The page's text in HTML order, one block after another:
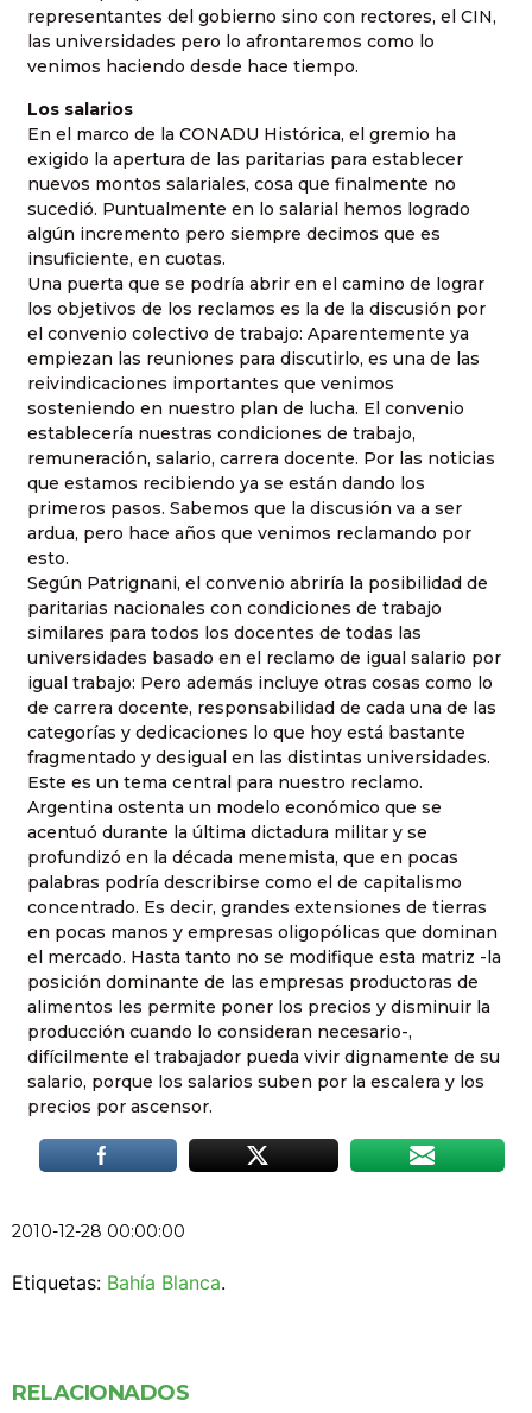
representantes del gobierno sino con rectores, el CIN,
las universidades pero lo afrontaremos como lo
venimos haciendo desde hace tiempo.
Los salarios
En el marco de la CONADU Histórica, el gremio ha
exigido la apertura de las paritarias para establecer
nuevos montos salariales, cosa que finalmente no
sucedió. Puntualmente en lo salarial hemos logrado
algún incremento pero siempre decimos que es
insuficiente, en cuotas.
Una puerta que se podría abrir en el camino de lograr
los objetivos de los reclamos es la de la discusión por
el convenio colectivo de trabajo: Aparentemente ya
empiezan las reuniones para discutirlo, es una de las
reivindicaciones importantes que venimos
sosteniendo en nuestro plan de lucha. El convenio
establecería nuestras condiciones de trabajo,
remuneración, salario, carrera docente. Por las noticias
que estamos recibiendo ya se están dando los
primeros pasos. Sabemos que la discusión va a ser
ardua, pero hace años que venimos reclamando por
esto.
Según Patrignani, el convenio abriría la posibilidad de
paritarias nacionales con condiciones de trabajo
similares para todos los docentes de todas las
universidades basado en el reclamo de igual salario por
igual trabajo: Pero además incluye otras cosas como lo
de carrera docente, responsabilidad de cada una de las
categorías y dedicaciones lo que hoy está bastante
fragmentado y desigual en las distintas universidades.
Este es un tema central para nuestro reclamo.
Argentina ostenta un modelo económico que se
acentuó durante la última dictadura militar y se
profundizó en la década menemista, que en pocas
palabras podría describirse como el de capitalismo
concentrado. Es decir, grandes extensiones de tierras
en pocas manos y empresas oligopólicas que dominan
el mercado. Hasta tanto no se modifique esta matriz -la
posición dominante de las empresas productoras de
alimentos les permite poner los precios y disminuir la
producción cuando lo consideran necesario-,
difícilmente el trabajador pueda vivir dignamente de su
salario, porque los salarios suben por la escalera y los
precios por ascensor.
2010-12-28 00:00:00
Etiquetas: Bahía Blanca.
RELACIONADOS